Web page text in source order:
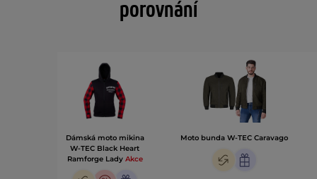
porovnání
Dámská moto mikina
W-TEC Black Heart
Ramforge Lady Akce
Moto bunda W-TEC Caravago